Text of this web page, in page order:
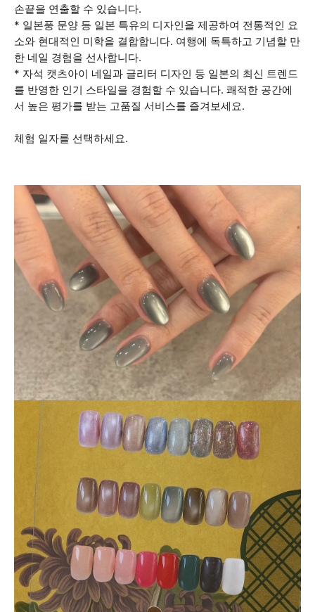
손끝을 연출할 수 있습니다.
* 일본풍 문양 등 일본 특유의 디자인을 제공하여 전통적인 요
소와 현대적인 미학을 결합합니다. 여행에 독특하고 기념할 만
한 네일 경험을 선사합니다.
* 자석 캣츠아이 네일과 글리터 디자인 등 일본의 최신 트렌드
를 반영한 인기 스타일을 경험할 수 있습니다. 쾌적한 공간에
서 높은 평가를 받는 고품질 서비스를 즐겨보세요.
체험 일자를 선택하세요.